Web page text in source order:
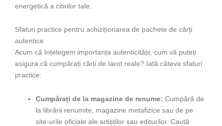
energetică a citirilor tale.
Sfaturi practice pentru achiziționarea de pachete de cărți
autentice
Acum că înțelegem importanța autenticității, cum vă puteți
asigura că cumpărați cărți de tarot reale? Iată câteva sfaturi
practice:
Cumpărați de la magazine de renume: Cumpără de
la librării renumite, magazine metafizice sau de pe
site-urile oficiale ale artiștilor sau editurilor. Caută